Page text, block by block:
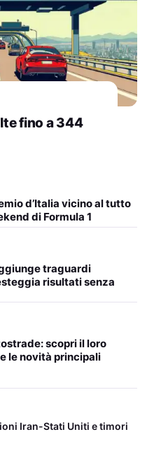
fino a 344
d’Italia vicino al tutto
di Formula 1
traguardi
risultati senza
scopri il loro
le novità principali
Iran-Stati Uniti e timori